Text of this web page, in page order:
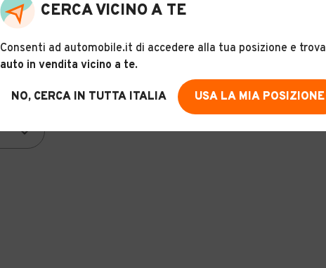
CERCA VICINO A TE
Consenti ad automobile.it di accedere alla tua posizione e trova
auto in vendita vicino a te.
NO, CERCA IN TUTTA ITALIA USA LA MIA POSIZIONE